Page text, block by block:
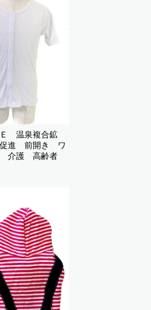
温泉複合鉱
進 前開き ワ
介護 高齢者